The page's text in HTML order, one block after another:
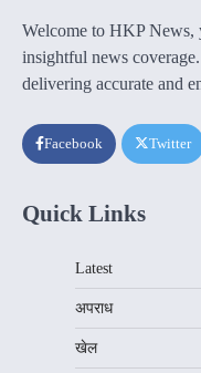
Welcome to HKP News,
insightful news
delivering accurate and
Facebook Twitter
Quick Links
Latest
अपराध
खेल